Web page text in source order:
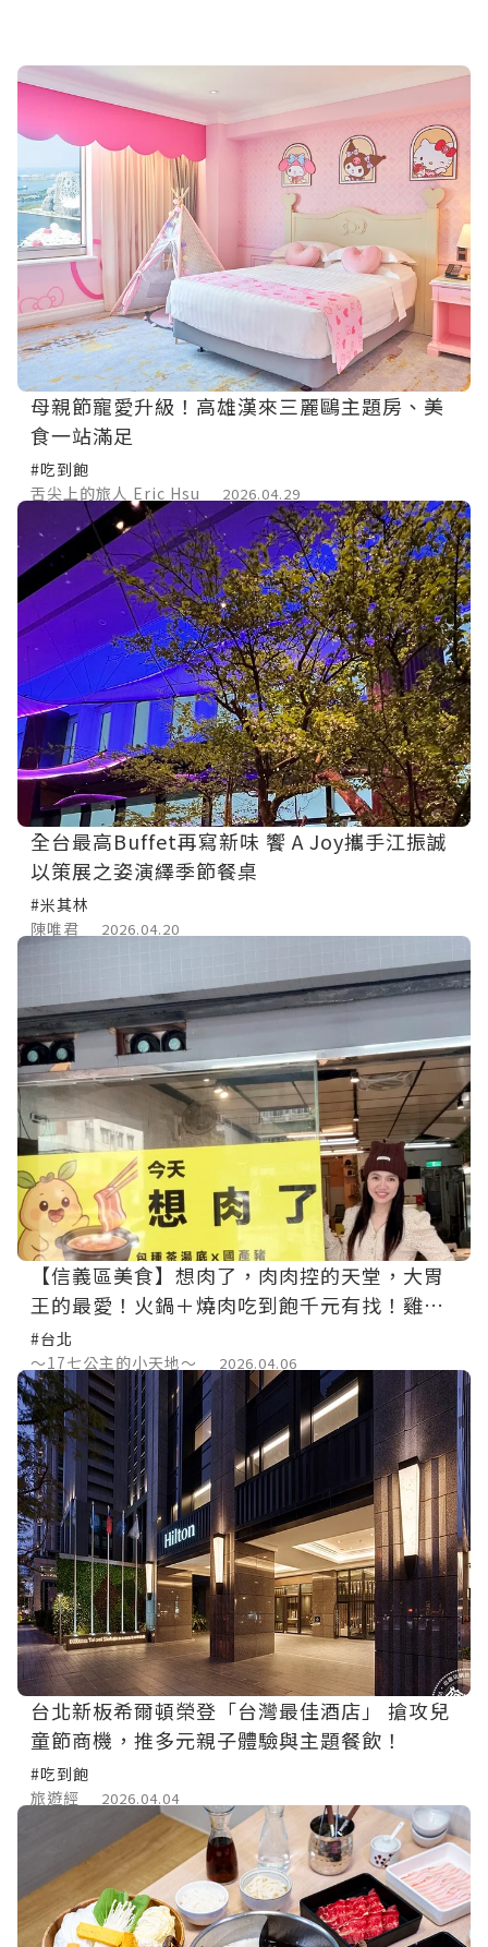
母親節寵愛升級！高雄漢來三麗鷗主題房、美
食一站滿足
#吃到飽
舌尖上的旅人 Eric Hsu
2026.04.29
全台最高Buffet再寫新味 饗 A Joy攜手江振誠
以策展之姿演繹季節餐桌
#米其林
陳唯君
2026.04.20
【信義區美食】想肉了，肉肉控的天堂，大胃
王的最愛！火鍋＋燒肉吃到飽千元有找！雞
冠、老鼠肉、麻油水晶肉通通吃得到！獵奇美
食
#台北
～17七公主的小天地～
2026.04.06
台北新板希爾頓榮登「台灣最佳酒店」 搶攻兒
童節商機，推多元親子體驗與主題餐飲！
#吃到飽
旅遊經
2026.04.04